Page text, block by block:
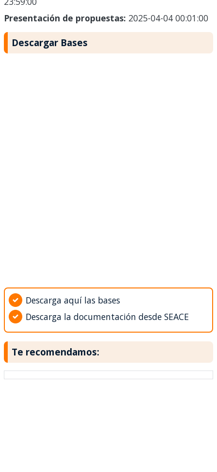
Presentación de propuestas: 2025-04-04 00:01:00
Descargar Bases
Descarga aquí las bases
Descarga la documentación desde SEACE
Te recomendamos: